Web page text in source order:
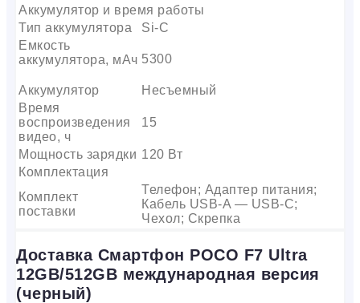
Аккумулятор и время работы
Тип аккумулятора
Si-C
Емкость
аккумулятора, мАч 5300
Аккумулятор
Несъемный
Время
воспроизведения
видео, ч
15
Мощность зарядки 120 Вт
Комплектация
Комплект
поставки
Телефон; Адаптер питания;
Кабель USB-A — USB-C;
Чехол; Скрепка
Доставка Смартфон POCO F7 Ultra
12GB/512GB международная версия
(черный)